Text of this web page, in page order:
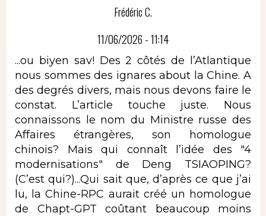
Frédéric C.
11/06/2026 - 11:14
...ou biyen sav! Des 2 côtés de l’Atlantique
nous sommes des ignares about la Chine. A
des degrés divers, mais nous devons faire le
constat. L’article touche juste. Nous
connaissons le nom du Ministre russe des
Affaires étrangères, son homologue
chinois? Mais qui connaît l’idée des "4
modernisations" de Deng TSIAOPING?
(C’est qui?)...Qui sait que, d’après ce que j’ai
lu, la Chine-RPC aurait créé un homologue
de Chapt-GPT coûtant beaucoup moins